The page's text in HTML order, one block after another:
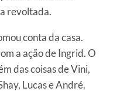
revoltada.
conta da casa.
a ação de Ingrid. O
das coisas de Vini,
Lucas e André.